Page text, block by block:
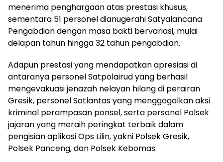
menerima penghargaan atas prestasi khusus,
sementara 51 personel dianugerahi Satyalancana
Pengabdian dengan masa bakti bervariasi, mulai
delapan tahun hingga 32 tahun pengabdian.
Adapun prestasi yang mendapatkan apresiasi di
antaranya personel Satpolairud yang berhasil
mengevakuasi jenazah nelayan hilang di perairan
Gresik, personel Satlantas yang menggagalkan aksi
kriminal perampasan ponsel, serta personel Polsek
jajaran yang meraih peringkat terbaik dalam
pengisian aplikasi Ops Lilin, yakni Polsek Gresik,
Polsek Panceng, dan Polsek Kebomas.